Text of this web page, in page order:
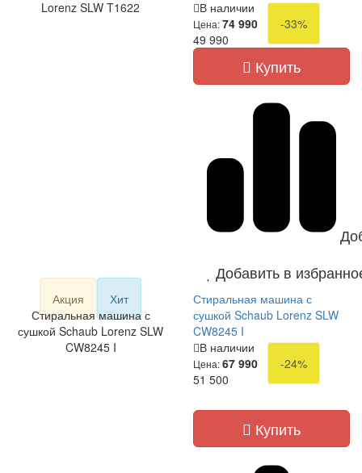
Lorenz SLW T1622 В наличии
Цена:74 990
-33%
49 990
Купить
Добавить в
Акция
Хит
Стиральная машина с
сушкой Schaub Lorenz SLW
CW8245 I
Стиральная машина с
сушкой Schaub Lorenz SLW
CW8245 I
В наличии
Цена:67 990
-24%
51 500
Купить